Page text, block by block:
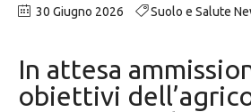
30 Giugno 2026 Suolo e Salute
In attesa
obiettivi